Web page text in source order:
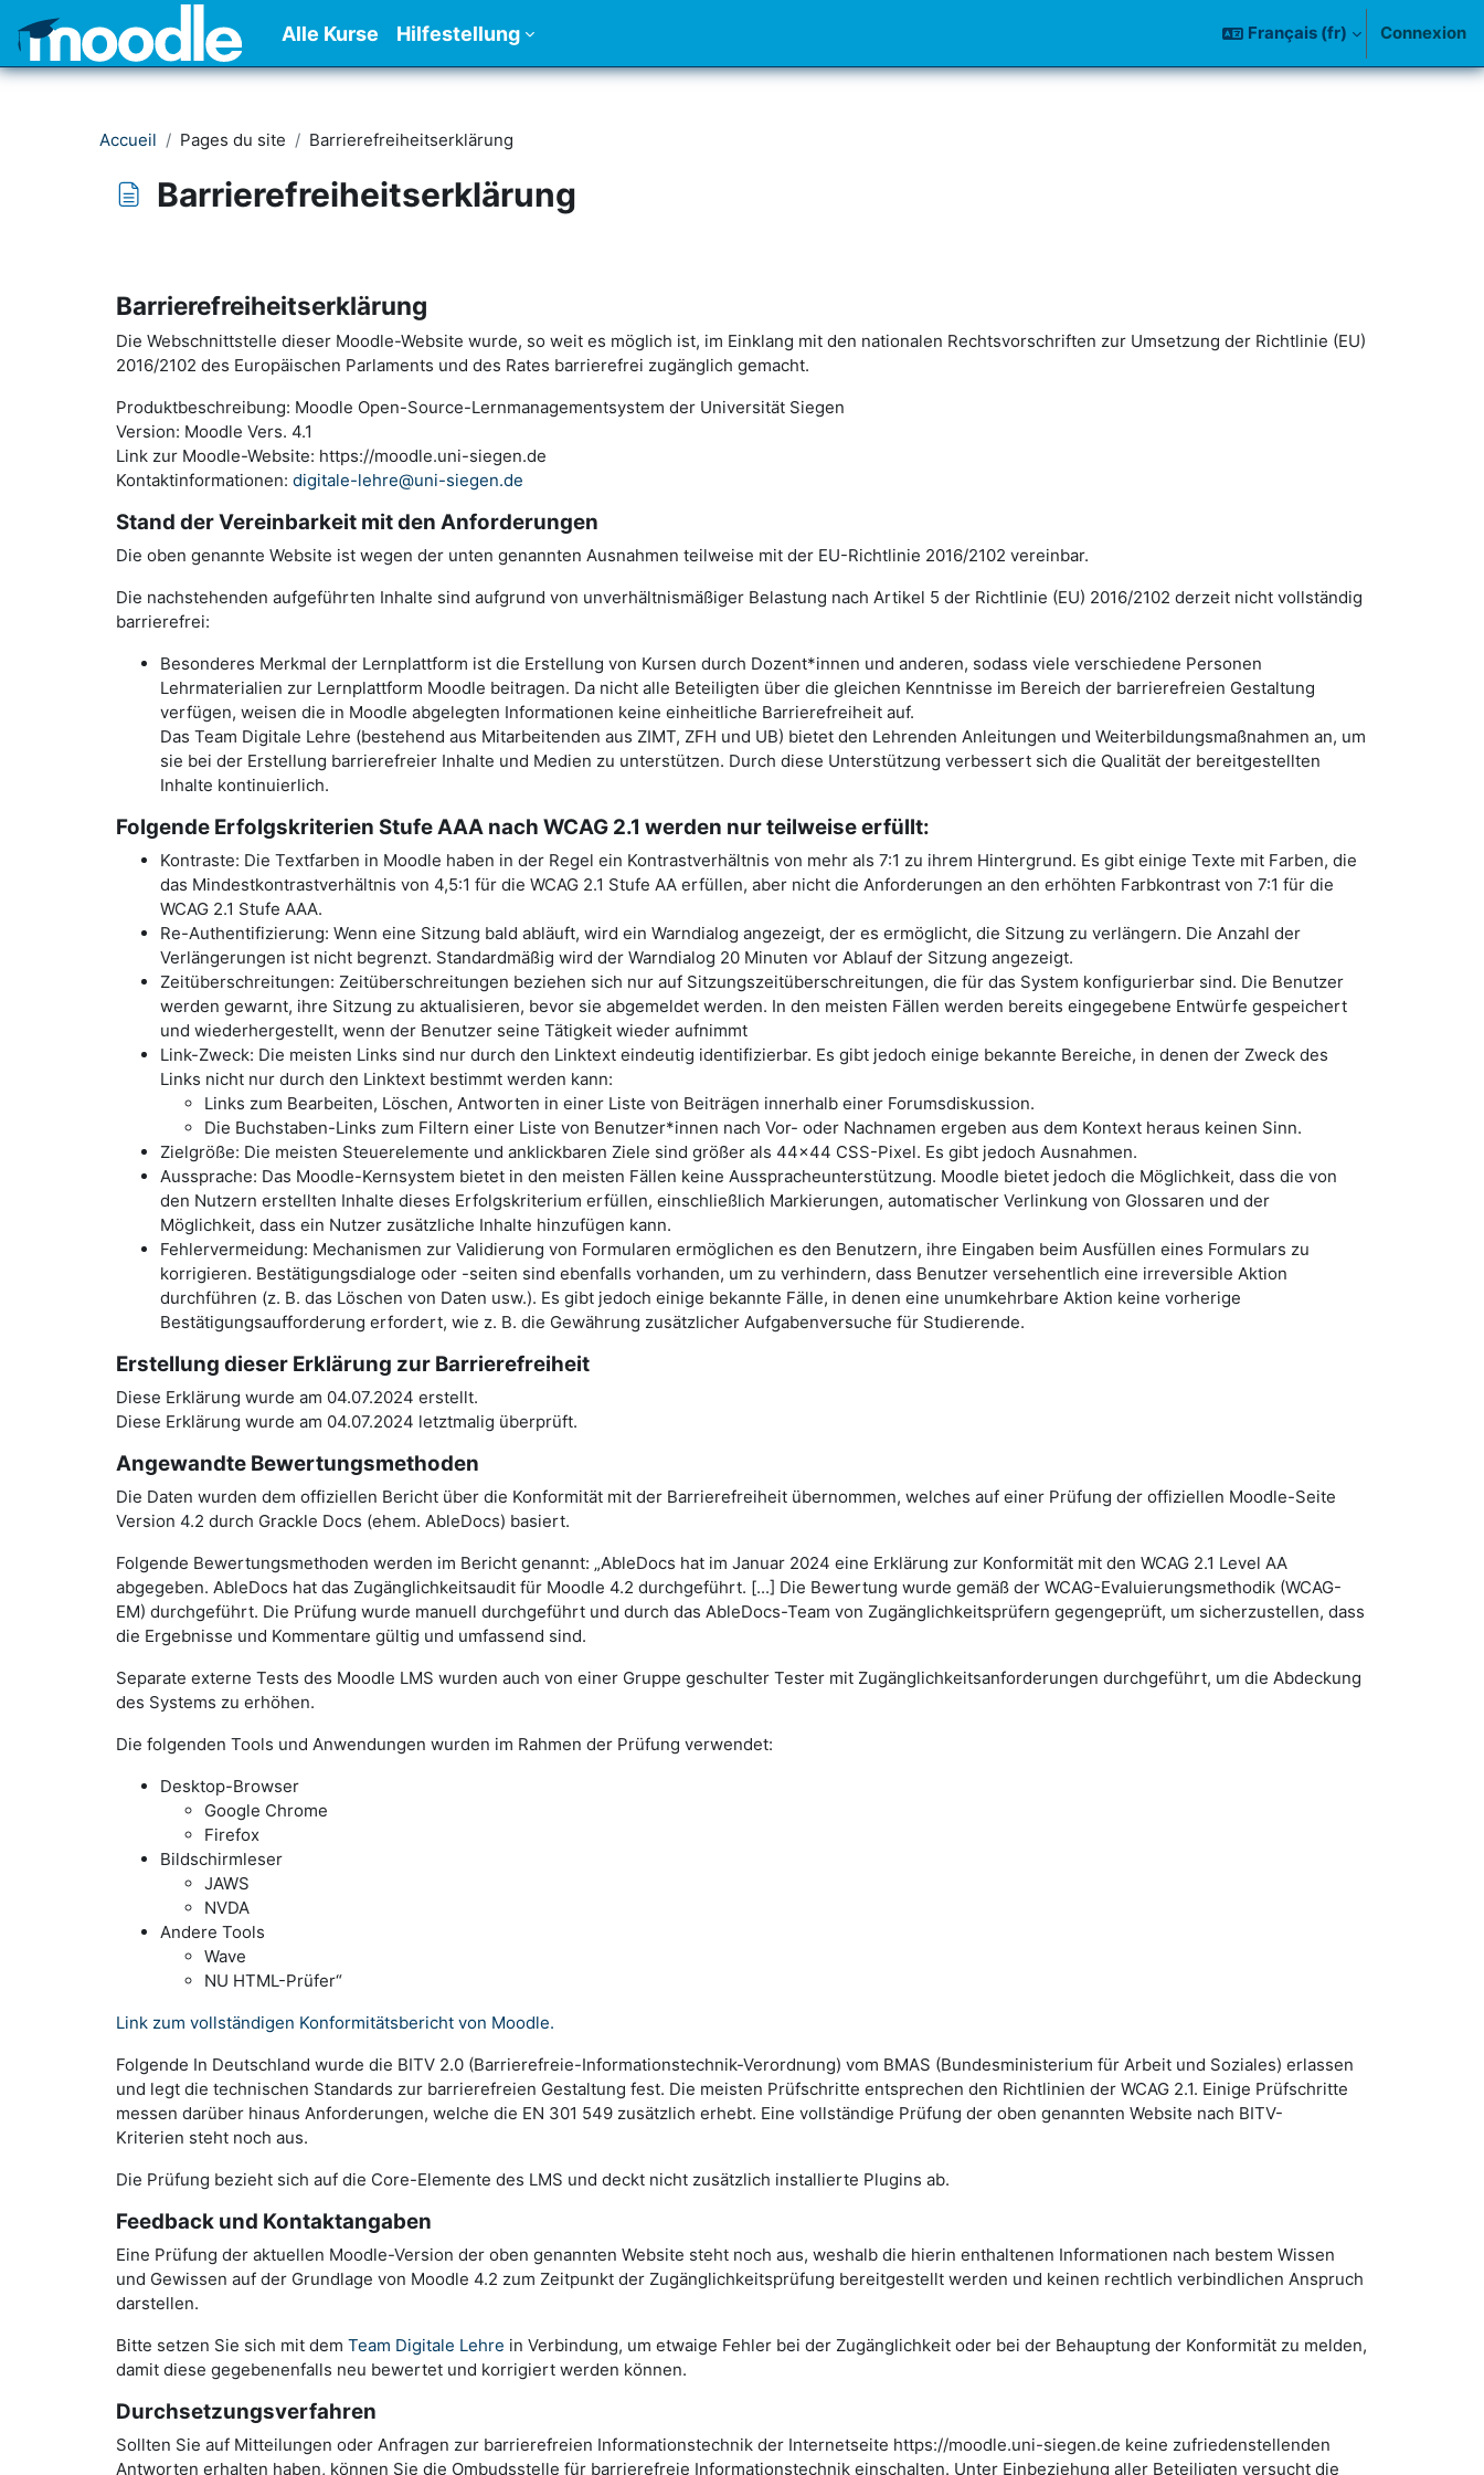
Passer au contenu principal
Alle Kurse Hilfestellung Français ‎(fr)‎ Connexion
Accueil Pages du site Barrierefreiheitserklärung
Barrierefreiheitserklärung
Barrierefreiheitserklärung
Die Webschnittstelle dieser Moodle-Website wurde, so weit es möglich ist, im Einklang mit den nationalen Rechtsvorschriften zur Umsetzung der Richtlinie (EU)
2016/2102 des Europäischen Parlaments und des Rates barrierefrei zugänglich gemacht.
Produktbeschreibung: Moodle Open-Source-Lernmanagementsystem der Universität Siegen
Version: Moodle Vers. 4.1
Link zur Moodle-Website: https://moodle.uni-siegen.de
Kontaktinformationen:digitale-lehre@uni-siegen.de
Stand der Vereinbarkeit mit den Anforderungen
Die oben genannte Website ist wegen der unten genannten Ausnahmen teilweise mit der EU-Richtlinie 2016/2102 vereinbar.
Die nachstehenden aufgeführten Inhalte sind aufgrund von unverhältnismäßiger Belastung nach Artikel 5 der Richtlinie (EU) 2016/2102 derzeit nicht vollständig
barrierefrei:
Besonderes Merkmal der Lernplattform ist die Erstellung von Kursen durch Dozent*innen und anderen, sodass viele verschiedene Personen
Lehrmaterialien zur Lernplattform Moodle beitragen. Da nicht alle Beteiligten über die gleichen Kenntnisse im Bereich der barrierefreien Gestaltung
verfügen, weisen die in Moodle abgelegten Informationen keine einheitliche Barrierefreiheit auf.
Das Team Digitale Lehre (bestehend aus Mitarbeitenden aus ZIMT, ZFH und UB) bietet den Lehrenden Anleitungen und Weiterbildungsmaßnahmen an, um
sie bei der Erstellung barrierefreier Inhalte und Medien zu unterstützen. Durch diese Unterstützung verbessert sich die Qualität der bereitgestellten
Inhalte kontinuierlich.
Folgende Erfolgskriterien Stufe AAA nach WCAG 2.1 werden nur teilweise erfüllt:
Kontraste: Die Textfarben in Moodle haben in der Regel ein Kontrastverhältnis von mehr als 7:1 zu ihrem Hintergrund. Es gibt einige Texte mit Farben, die
das Mindestkontrastverhältnis von 4,5:1 für die WCAG 2.1 Stufe AA erfüllen, aber nicht die Anforderungen an den erhöhten Farbkontrast von 7:1 für die
WCAG 2.1 Stufe AAA.
Re-Authentifizierung: Wenn eine Sitzung bald abläuft, wird ein Warndialog angezeigt, der es ermöglicht, die Sitzung zu verlängern. Die Anzahl der
Verlängerungen ist nicht begrenzt. Standardmäßig wird der Warndialog 20 Minuten vor Ablauf der Sitzung angezeigt.
Zeitüberschreitungen: Zeitüberschreitungen beziehen sich nur auf Sitzungszeitüberschreitungen, die für das System konfigurierbar sind. Die Benutzer
werden gewarnt, ihre Sitzung zu aktualisieren, bevor sie abgemeldet werden. In den meisten Fällen werden bereits eingegebene Entwürfe gespeichert
und wiederhergestellt, wenn der Benutzer seine Tätigkeit wieder aufnimmt
Link-Zweck: Die meisten Links sind nur durch den Linktext eindeutig identifizierbar. Es gibt jedoch einige bekannte Bereiche, in denen der Zweck des
Links nicht nur durch den Linktext bestimmt werden kann:
Links zum Bearbeiten, Löschen, Antworten in einer Liste von Beiträgen innerhalb einer Forumsdiskussion.
Die Buchstaben-Links zum Filtern einer Liste von Benutzer*innen nach Vor- oder Nachnamen ergeben aus dem Kontext heraus keinen Sinn.
Zielgröße: Die meisten Steuerelemente und anklickbaren Ziele sind größer als 44x44 CSS-Pixel. Es gibt jedoch Ausnahmen.
Aussprache: Das Moodle-Kernsystem bietet in den meisten Fällen keine Ausspracheunterstützung. Moodle bietet jedoch die Möglichkeit, dass die von
den Nutzern erstellten Inhalte dieses Erfolgskriterium erfüllen, einschließlich Markierungen, automatischer Verlinkung von Glossaren und der
Möglichkeit, dass ein Nutzer zusätzliche Inhalte hinzufügen kann.
Fehlervermeidung: Mechanismen zur Validierung von Formularen ermöglichen es den Benutzern, ihre Eingaben beim Ausfüllen eines Formulars zu
korrigieren. Bestätigungsdialoge oder -seiten sind ebenfalls vorhanden, um zu verhindern, dass Benutzer versehentlich eine irreversible Aktion
durchführen (z. B. das Löschen von Daten usw.). Es gibt jedoch einige bekannte Fälle, in denen eine unumkehrbare Aktion keine vorherige
Bestätigungsaufforderung erfordert, wie z. B. die Gewährung zusätzlicher Aufgabenversuche für Studierende.
Erstellung dieser Erklärung zur Barrierefreiheit
Diese Erklärung wurde am 04.07.2024 erstellt.
Diese Erklärung wurde am 04.07.2024 letztmalig überprüft.
Angewandte Bewertungsmethoden
Die Daten wurden dem offiziellen Bericht über die Konformität mit der Barrierefreiheit übernommen, welches auf einer Prüfung der offiziellen Moodle-Seite
Version 4.2 durch Grackle Docs (ehem. AbleDocs) basiert.
Folgende Bewertungsmethoden werden im Bericht genannt: „AbleDocs hat im Januar 2024 eine Erklärung zur Konformität mit den WCAG 2.1 Level AA
abgegeben. AbleDocs hat das Zugänglichkeitsaudit für Moodle 4.2 durchgeführt. [...] Die Bewertung wurde gemäß der WCAG-Evaluierungsmethodik (WCAG-
EM) durchgeführt. Die Prüfung wurde manuell durchgeführt und durch das AbleDocs-Team von Zugänglichkeitsprüfern gegengeprüft, um sicherzustellen, dass
die Ergebnisse und Kommentare gültig und umfassend sind.
Separate externe Tests des Moodle LMS wurden auch von einer Gruppe geschulter Tester mit Zugänglichkeitsanforderungen durchgeführt, um die Abdeckung
des Systems zu erhöhen.
Die folgenden Tools und Anwendungen wurden im Rahmen der Prüfung verwendet:
Desktop-Browser
Google Chrome
Firefox
Bildschirmleser
JAWS
NVDA
Andere Tools
Wave
NU HTML-Prüfer“
Link zum vollständigen Konformitätsbericht von Moodle.
Folgende In Deutschland wurde die BITV 2.0 (Barrierefreie-Informationstechnik-Verordnung) vom BMAS (Bundesministerium für Arbeit und Soziales) erlassen
und legt die technischen Standards zur barrierefreien Gestaltung fest. Die meisten Prüfschritte entsprechen den Richtlinien der WCAG 2.1. Einige Prüfschritte
messen darüber hinaus Anforderungen, welche die EN 301 549 zusätzlich erhebt. Eine vollständige Prüfung der oben genannten Website nach BITV-
Kriterien steht noch aus.
Die Prüfung bezieht sich auf die Core-Elemente des LMS und deckt nicht zusätzlich installierte Plugins ab.
Feedback und Kontaktangaben
Eine Prüfung der aktuellen Moodle-Version der oben genannten Website steht noch aus, weshalb d​​​​​​​​​​​​​​​​​ie hierin enthaltenen Informationen nach bestem Wissen
und Gewissen auf der Grundlage von Moodle 4.2 zum Zeitpunkt der Zugänglichkeitsprüfung bereitgestellt werden und keinen rechtlich verbindlichen Anspruch
darstellen.
Bitte setzen Sie sich mit demTeam Digitale Lehre in Verbindung, um etwaige Fehler bei der Zugänglichkeit oder bei der Behauptung der Konformität zu melden,
damit diese gegebenenfalls neu bewertet und korrigiert werden können.
Durchsetzungsverfahren
Sollten Sie auf Mitteilungen oder Anfragen zur barrierefreien Informationstechnik der Internetseite https://moodle.uni-siegen.de keine zufriedenstellenden
Antworten erhalten haben, können Sie die Ombudsstelle für barrierefreie Informationstechnik einschalten. Unter Einbeziehung aller Beteiligten versucht die